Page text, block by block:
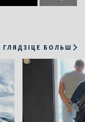
ГЛЯДЗІЦЕ БОЛЬШ